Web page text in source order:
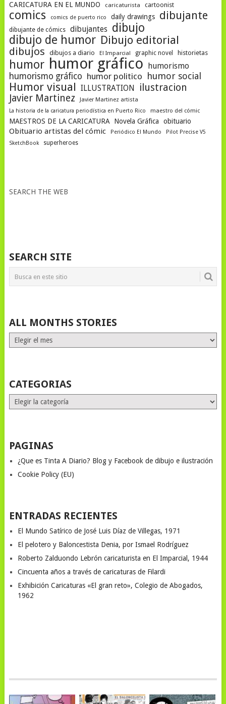
CARICATURA EN EL MUNDO caricaturista cartoonist
comics comics de puerto rico daily drawings dibujante
dibujante de cómics dibujantes dibujo
dibujo de humor Dibujo editorial
dibujos dibujos a diario El Imparcial graphic novel historietas
humor humor gráfico humorismo
humorismo gráfico humor politico humor social
Humor visual ILLUSTRATION
ilustracion
Javier Martinez
Javier Martinez artista
La historia de la caricatura periodística en Puerto Rico
maestro del cómic
MAESTROS DE LA CARICATURA Novela Gráfica obituario
Obituario artistas del cómic Periódico El Mundo
Pilot Precise V5
SketchBook
superheroes
SEARCH THE WEB
SEARCH SITE
ALL MONTHS STORIES
ALL
MONTHS
CATEGORIAS
Categorias
PAGINAS
¿Que es Tinta A Diario? Blog y Facebook de dibujo e ilustración
Cookie Policy (EU)
ENTRADAS RECIENTES
El Mundo Satírico de José Luis Díaz de Villegas, 1971
El pelotero y Baloncestista Denia, por Ismael Rodríguez
Roberto Zalduondo Lebrón caricaturista en El Imparcial, 1944
Cincuenta años a través de caricaturas de Filardi
Exhibición Caricaturas «El gran reto», Colegio de Abogados,
1962